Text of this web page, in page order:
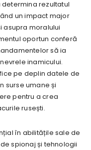
rezultatul
un impact major
asupra moralului
oportun conferă
să ia
inamicului.
pe deplin datele de
surse umane și
pentru a crea
rusești.
în abilitățile sale de
spionaj și tehnologii